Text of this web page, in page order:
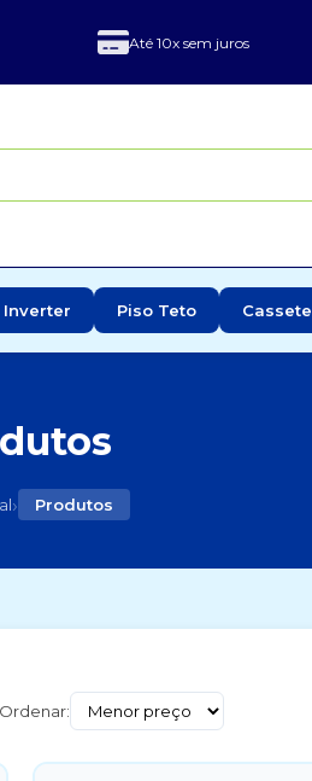
Até 10x sem juros
Inverter Piso Teto Cassete
› Produtos
Ordenar: